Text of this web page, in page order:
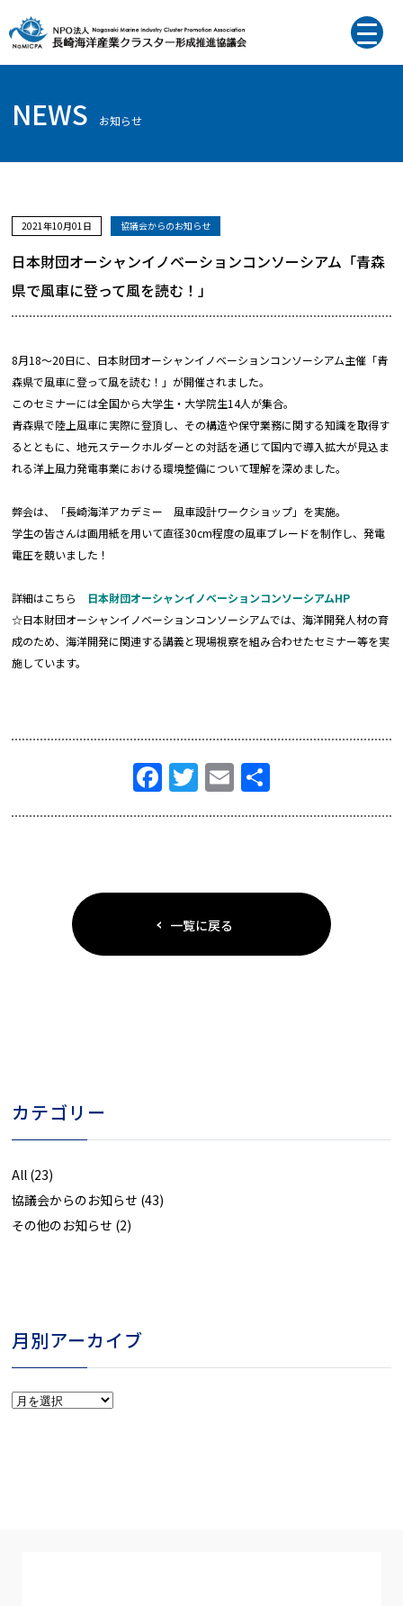
NEWS お知らせ
2021年10月01日 協議会からのお知らせ
日本財団オーシャンイノベーションコンソーシアム「青森
県で風車に登って風を読む！」
8月18～20日に、日本財団オーシャンイノベーションコンソーシアム主催「青
森県で風車に登って風を読む！」が開催されました。
このセミナーには全国から大学生・大学院生14人が集合。
青森県で陸上風車に実際に登頂し、その構造や保守業務に関する知識を取得す
るとともに、地元ステークホルダーとの対話を通じて国内で導入拡大が見込ま
れる洋上風力発電事業における環境整備について理解を深めました。
弊会は、「長崎海洋アカデミー 風車設計ワークショップ」を実施。
学生の皆さんは画用紙を用いて直径30cm程度の風車ブレードを制作し、発電
電圧を競いました！
詳細はこちら 日本財団オーシャンイノベーションコンソーシアムHP
☆日本財団オーシャンイノベーションコンソーシアムでは、海洋開発人材の育
成のため、海洋開発に関連する講義と現場視察を組み合わせたセミナー等を実
施しています。
Facebook
Twitter
Email
有
一覧に戻る
カテゴリー
All (23)
協議会からのお知らせ (43)
その他のお知らせ (2)
月別アーカイブ
月